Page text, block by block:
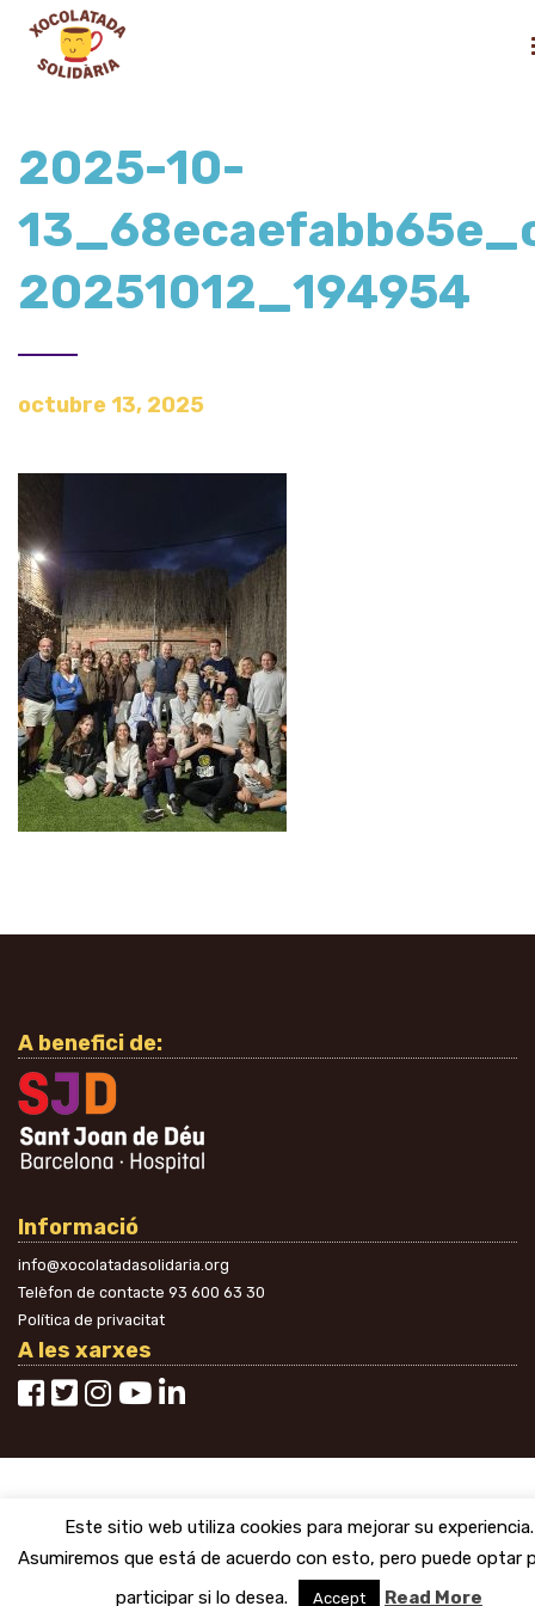
2025-10-
20251012_194954
octubre 13, 2025
A benefici de:
Informació
info@xocolatadasolidaria.org
Telèfon de contacte 93 600 63 30
Política de privacitat
A les xarxes
Este sitio web utiliza cookies para mejorar su experiencia.
Asumiremos que está de acuerdo con esto, pero puede optar
participar si lo desea.
Accept Read More